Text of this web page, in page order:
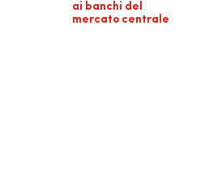
ai banchi del
mercato centrale